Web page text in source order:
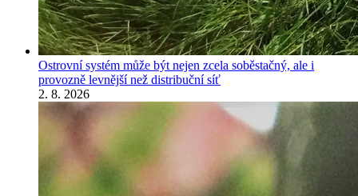
Ostrovní systém může být nejen zcela soběstačný, ale i
provozně levnější než distribuční síť
2. 8. 2026